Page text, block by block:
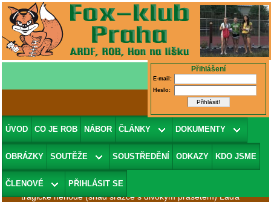
Přihlášení
E-mail:
Heslo:
ÚVOD CO JE ROB NÁBOR ČLÁNKY DOKUMENTY
OBRÁZKY SOUTĚŽE SOUSTŘEDĚNÍ ODKAZY KDO JSME
ČLENOVÉ PŘIHLÁSIT SE
Vítejte na stránkách sportovního oddílu
ROB.
Poslední vzkazy:
7. 11. 2024. vložil: TondaSmutná zpráva. 6.11. zemřel po
tragické nehodě (snad srážce s divokým prasetem) Láďa